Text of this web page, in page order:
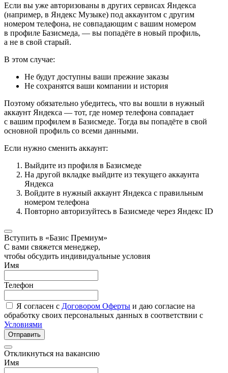
Если вы уже авторизованы в других сервисах Яндекса
(например, в Яндекс Музыке) под аккаунтом с другим
номером телефона, не совпадающим с вашим номером
в профиле Базисмеда, — вы попадёте в новый профиль,
а не в свой старый.
В этом случае:
Не будут доступны ваши прежние заказы
Не сохранятся ваши компании и история
Поэтому обязательно убедитесь, что вы вошли в нужный
аккаунт Яндекса — тот, где номер телефона совпадает
с вашим профилем в Базисмеде. Тогда вы попадёте в свой
основной профиль со всеми данными.
Если нужно сменить аккаунт:
Выйдите из профиля в Базисмеде
На другой вкладке выйдите из текущего аккаунта
Яндекса
Войдите в нужный аккаунт Яндекса с правильным
номером телефона
Повторно авторизуйтесь в Базисмеде через Яндекс ID
Вступить в «Базис Премиум»
С вами свяжется менеджер,
чтобы обсудить индивидуальные условия
Имя
Телефон
Я согласен с Договором Оферты и даю согласие на
обработку своих персональных данных в соответствии с
Условиями
Отправить
Откликнуться на вакансию
Имя